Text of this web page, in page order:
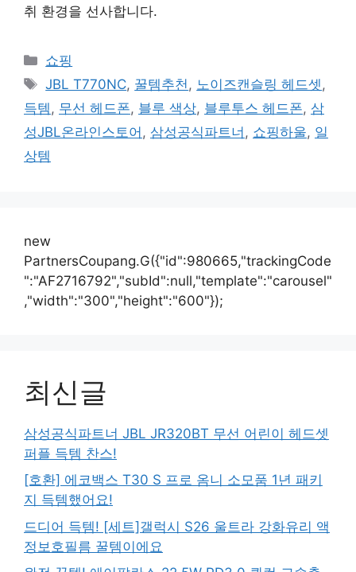
취 환경을 선사합니다.
카
테
리
쇼핑
태
그
JBL T770NC, 꿀템추천 , 노이즈캔슬링 헤드셋 ,
득템 , 무선 헤드폰, 블루 색상, 블루투스 헤드폰, 삼
성JBL온라인스토어 , 삼성공식파트너 , 쇼핑하울, 일
상템
new
PartnersCoupang.G({"id":980665,"trackingCode
":"AF2716792","subId":null,"template":"carousel"
,"width":"300","height":"600"});
최신글
삼성공식파트너 JBL JR320BT 무선 어린이 헤드셋
퍼플 득템 찬스!
[호환] 에코백스 T30 S 프로 옴니 소모품 1년 패키
지 득템했어요!
드디어 득템! [세트]갤럭시 S26 울트라 강화유리 액
정보호필름 꿀템이에요